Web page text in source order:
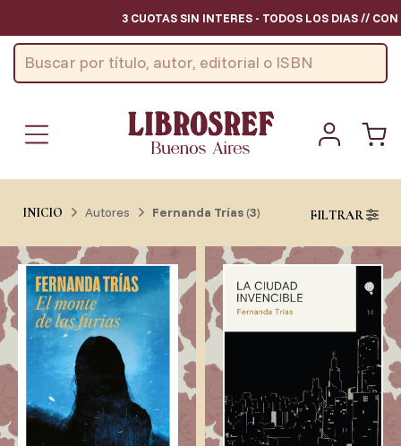
3 CUOTAS SIN INTERES - TODOS LOS DIAS // CON
FILTRAR
INICIO Autores Fernanda Trías(3)